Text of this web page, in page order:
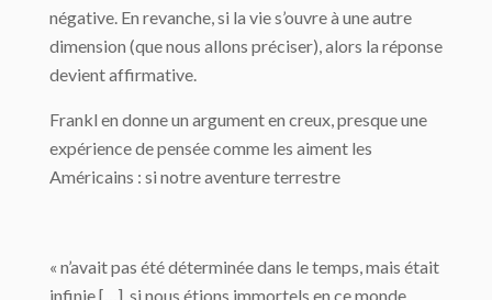
négative. En revanche, si la vie s’ouvre à une autre
dimension (que nous allons préciser), alors la réponse
devient affirmative.
Frankl en donne un argument en creux, presque une
expérience de pensée comme les aiment les
Américains : si notre aventure terrestre
« n’avait pas été déterminée dans le temps, mais était
infinie […], si nous étions immortels en ce monde,